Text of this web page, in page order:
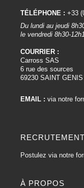
TÉLÉPHONE : +33
Du lundi au jeudi
le vendredi 8h30-
COURRIER :
Carross SAS
6 rue des sources
69230 SAINT
EMAIL : via notre
RECRUTEMENT
Postulez via notre
À PROPOS